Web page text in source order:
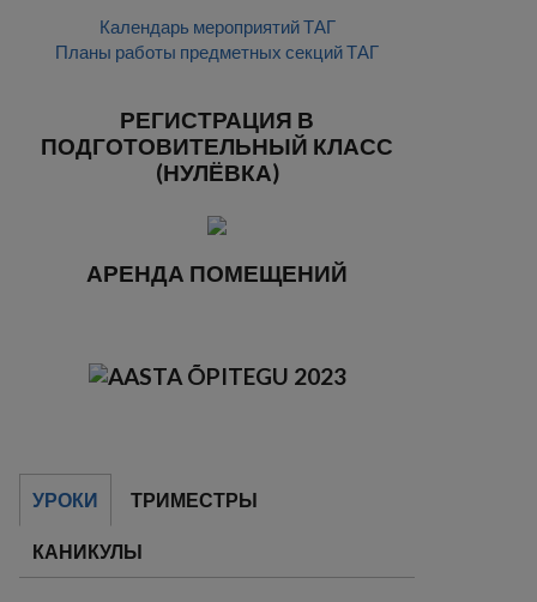
Календарь мероприятий ТАГ
Планы работы предметных секций ТАГ
РЕГИСТРАЦИЯ В
ПОДГОТОВИТЕЛЬНЫЙ КЛАСС
(НУЛЁВКА)
АРЕНДА ПОМЕЩЕНИЙ
УРОКИ ТРИМЕСТРЫ
КАНИКУЛЫ